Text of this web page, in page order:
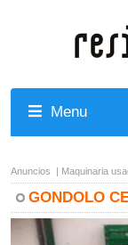
Menu
Anuncios | Maquinaria
GONDOLO